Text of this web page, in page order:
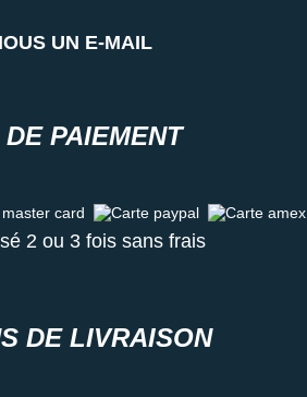
UN E-MAIL
PAIEMENT
card Carte paypal Carte amex
2 ou 3 fois sans frais
DE LIVRAISON